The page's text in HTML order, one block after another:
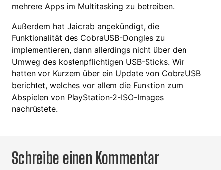
mehrere Apps im Multitasking zu betreiben.
Außerdem hat Jaicrab angekündigt, die
Funktionalität des CobraUSB-Dongles zu
implementieren, dann allerdings nicht über den
Umweg des kostenpflichtigen USB-Sticks. Wir
hatten vor Kurzem über ein Update von CobraUSB
berichtet, welches vor allem die Funktion zum
Abspielen von PlayStation-2-ISO-Images
nachrüstete.
Schreibe einen Kommentar